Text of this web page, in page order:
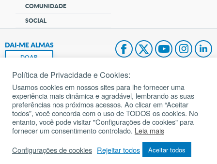
COMUNIDADE
SOCIAL
DAI-ME ALMAS
DOAR
Fundação João Paulo II
Pedido de Oração
Mapa do site
Todos os direitos reservados.
Política de Privacidade e Cookies:
Usamos cookies em nossos sites para lhe fornecer uma
experiência mais dinâmica e agradável, lembrando as suas
preferências nos próximos acessos. Ao clicar em “Aceitar
todos”, você concorda com o uso de TODOS os cookies. No
entanto, você pode visitar "Configurações de cookies" para
fornecer um consentimento controlado. Leia mais
Configurações de cookies Rejeitar todos Aceitar todos